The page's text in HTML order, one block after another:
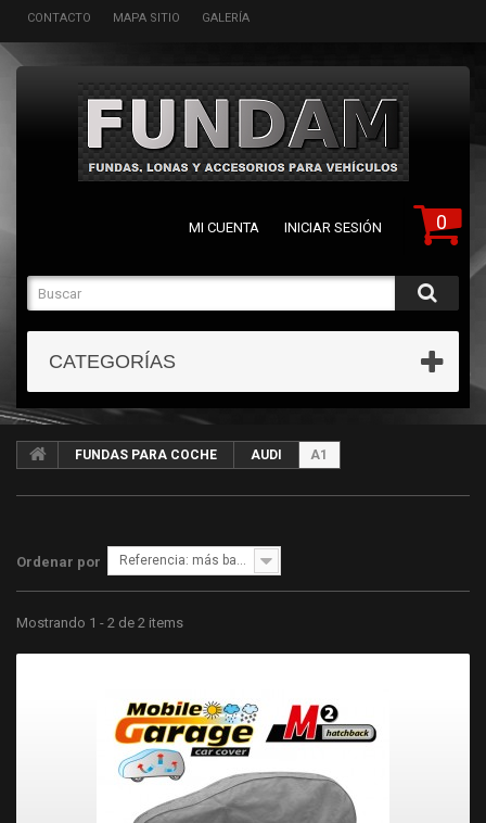
CONTACTO MAPA SITIO GALERÍA
0
MI CUENTA INICIAR SESIÓN
CATEGORÍAS
FUNDAS PARA COCHE AUDI A1
Ordenar por Referencia: más bajo primero
Mostrando 1 - 2 de 2 items